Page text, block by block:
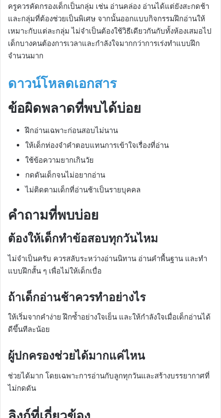
ครูควรคัดกรองเด็กเป็นกลุ่ม เช่น อ่านคล่อง อ่านได้แต่ยังสะกดช้า
และกลุ่มที่ต้องช่วยเป็นพิเศษ จากนั้นออกแบบกิจกรรมฝึกอ่านให้
เหมาะกับแต่ละกลุ่ม ไม่จำเป็นต้องใช้วิธีเดียวกันกับทั้งห้องเสมอไป
เด็กบางคนต้องการเวลาและกำลังใจมากกว่าการเร่งทำแบบฝึก
จำนวนมาก
ดาวน์โหลดเอกสาร
ข้อผิดพลาดที่พบได้บ่อย
ฝึกอ่านเฉพาะก่อนสอบไม่นาน
ให้เด็กท่องจำคำตอบแทนการเข้าใจเรื่องที่อ่าน
ใช้ข้อความยากเกินวัย
กดดันเด็กจนไม่อยากอ่าน
ไม่ติดตามเด็กที่อ่านช้าเป็นรายบุคคล
คำถามที่พบบ่อย
ต้องให้เด็กทำข้อสอบทุกวันไหม
ไม่จำเป็นครับ ควรสลับระหว่างอ่านนิทาน อ่านคำพื้นฐาน และทำ
แบบฝึกสั้น ๆ เพื่อไม่ให้เด็กเบื่อ
ถ้าเด็กอ่านช้าควรทำอย่างไร
ให้เริ่มจากคำง่าย ฝึกซ้ำอย่างใจเย็น และให้กำลังใจเมื่อเด็กอ่านได้
ดีขึ้นทีละน้อย
ผู้ปกครองช่วยได้มากแค่ไหน
ช่วยได้มาก โดยเฉพาะการอ่านกับลูกทุกวันและสร้างบรรยากาศที่
ไม่กดดัน